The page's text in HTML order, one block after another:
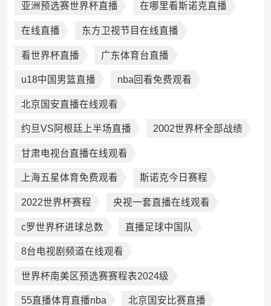
亚洲预选赛世界杯直播 在哪里看斯诺克直播
在线直播 东方卫视节目在线直播
看世界杯直播 广东体育台直播
u18中国男篮直播 nba回看免费观看
北京国安直播在线观看
约旦VS阿根廷上半场直播 2002世界杯全部战绩
甘肃电视台直播在线观看
上海五星体育免费观看 斯诺克今日赛程
2022世界杯赛程 央视一套直播在线观看
c罗世界杯进球总数 直播足球中国队
8台电视剧频道在线观看
世界杯南美区预选赛赛程表2024级
55直播体育直播nba 北京国安比赛直播